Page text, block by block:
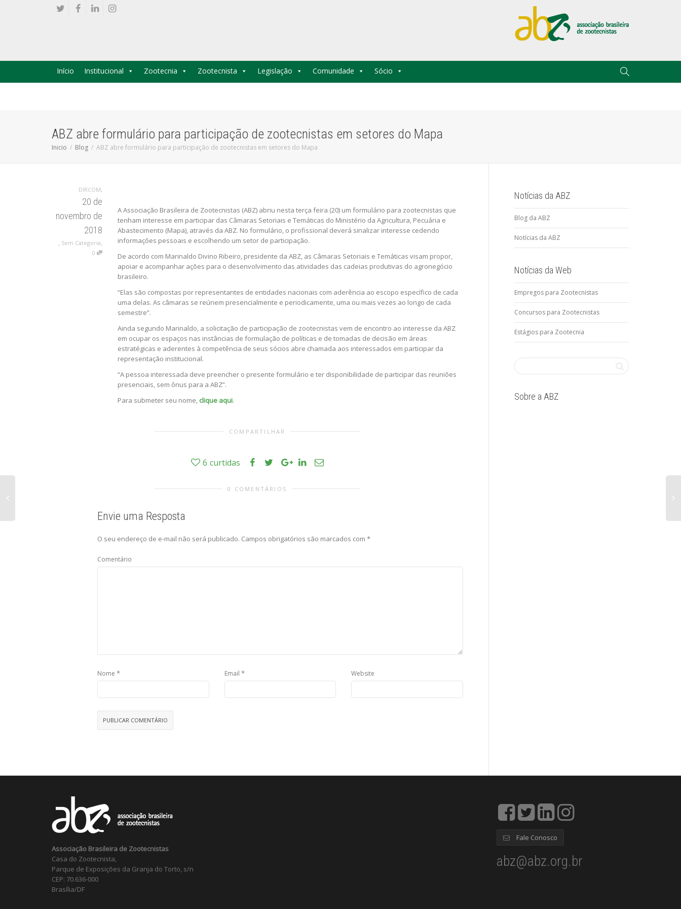
Início Institucional Zootecnia Zootecnista Legislação Comunidade Sócio
ABZ abre formulário para participação de zootecnistas em setores do Mapa
Inicio Blog ABZ abre formulário para participação de zootecnistas em setores do Mapa
DIRCOM,
20 de
novembro de
2018
Sem Categoria
0
A Associação Brasileira de Zootecnistas (ABZ) abriu nesta terça feira (20) um formulário para zootecnistas que
tenham interesse em participar das Câmaras Setoriais e Temáticas do Ministério da Agricultura, Pecuária e
Abastecimento (Mapa), através da ABZ. No formulário, o profissional deverá sinalizar interesse cedendo
informações pessoais e escolhendo um setor de participação.
De acordo com Marinaldo Divino Ribeiro, presidente da ABZ, as Câmaras Setoriais e Temáticas visam propor,
apoiar e acompanhar ações para o desenvolvimento das atividades das cadeias produtivas do agronegócio
brasileiro.
“Elas são compostas por representantes de entidades nacionais com aderência ao escopo específico de cada
uma delas. As câmaras se reúnem presencialmente e periodicamente, uma ou mais vezes ao longo de cada
semestre”.
Ainda segundo Marinaldo, a solicitação de participação de zootecnistas vem de encontro ao interesse da ABZ
em ocupar os espaços nas instâncias de formulação de políticas e de tomadas de decisão em áreas
estratégicas e aderentes à competência de seus sócios abre chamada aos interessados em participar da
representação institucional.
“A pessoa interessada deve preencher o presente formulário e ter disponibilidade de participar das reuniões
presenciais, sem ônus para a ABZ”.
Para submeter seu nome, clique aqui.
COMPARTILHAR
6 curtidas
0 COMENTÁRIOS
Envie uma Resposta
O seu endereço de e-mail não será publicado. Campos obrigatórios são marcados com *
Comentário
Nome * Email * Website
Notícias da ABZ
Blog da ABZ
Notícias da ABZ
Notícias da Web
Empregos para Zootecnistas
Concursos para Zootecnistas
Estágios para Zootecnia
Sobre a ABZ
Associação Brasileira de Zootecnistas
Casa do Zootecnista,
Parque de Exposições da Granja do Torto, s/n
CEP: 70.636-000
Brasília/DF
Fale Conosco
abz@abz.org.br